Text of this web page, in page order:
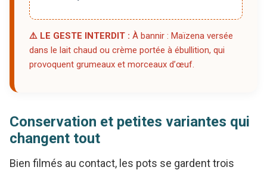
⚠️ LE GESTE INTERDIT : À bannir : Maïzena versée
dans le lait chaud ou crème portée à ébullition, qui
provoquent grumeaux et morceaux d’œuf.
Conservation et petites variantes qui
changent tout
Bien filmés au contact, les pots se gardent trois